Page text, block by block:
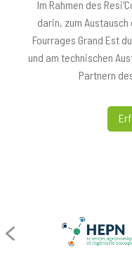
Im Rahmen des
darin, zum
Fourrages Grand Est
und am technischen
Partnern